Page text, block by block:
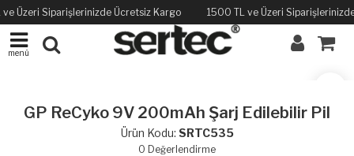
Üzeri Siparişlerinizde Ücretsiz Kargo 1500 TL ve Üzeri
menü
GP ReCyko 9V 200mAh Şarj Edilebilir Pil
Ürün Kodu: SRTC535
0 Değerlendirme